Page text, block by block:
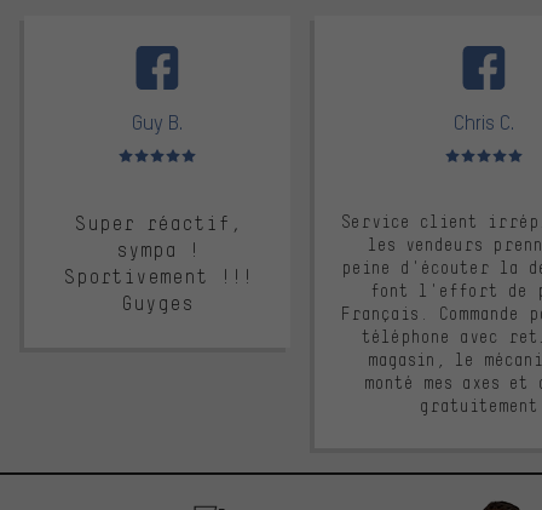
Guy B.
Note moyenne : 5 sur 5
Super réactif,
sympa !
Sportivement !!!
Guyges
Chris C.
Note moyenne :
Service client
les vendeurs
peine d'écouter la
font l'effort de
Français. Commande
téléphone avec
magasin, le
monté mes axes et